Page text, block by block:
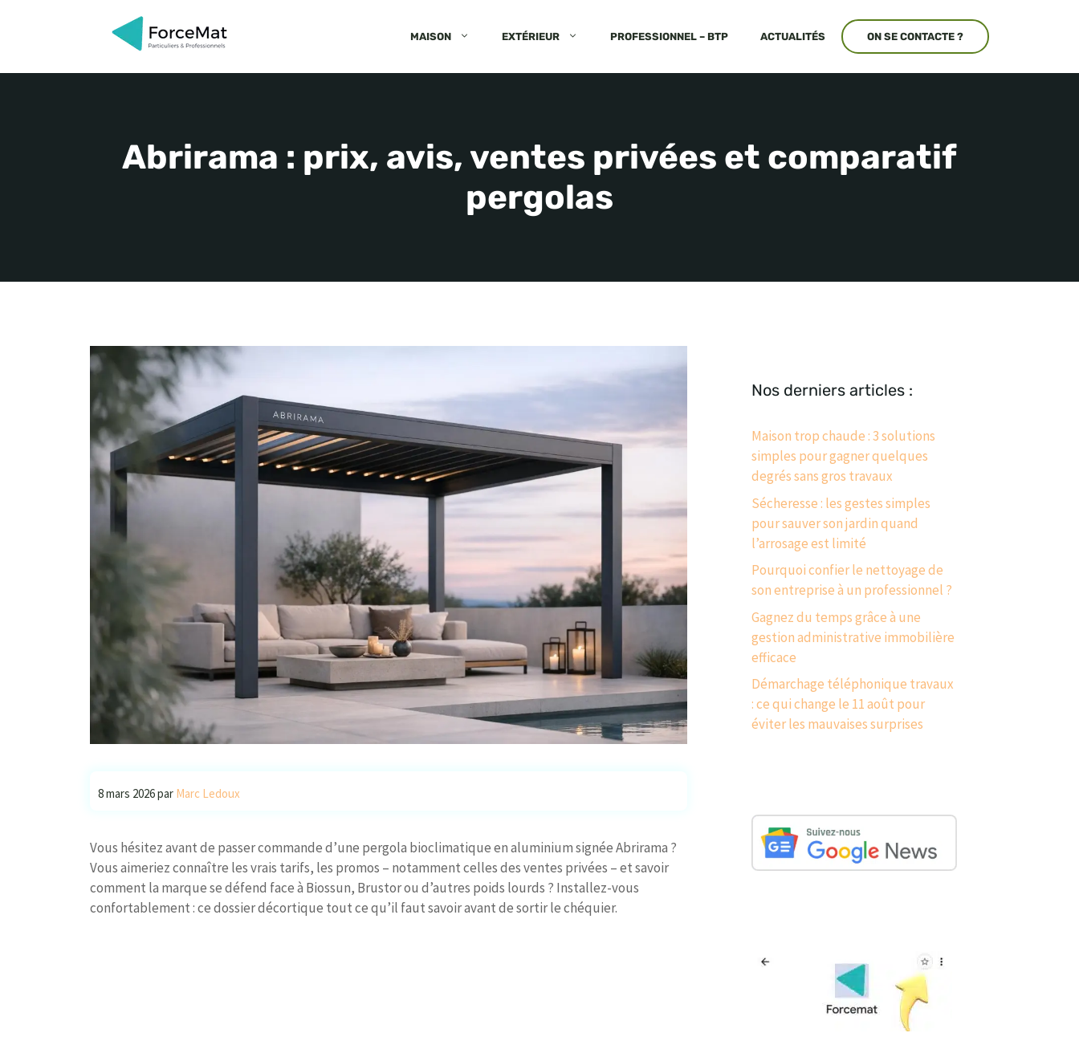
MAISON EXTÉRIEUR PROFESSIONNEL – BTP ACTUALITÉS ON SE CONTACTE ?
Abrirama : prix, avis, ventes privées et comparatif
pergolas
8 mars 2026par Marc Ledoux
Vous hésitez avant de passer commande d’une pergola bioclimatique en aluminium signée Abrirama ?
Vous aimeriez connaître les vrais tarifs, les promos – notamment celles des ventes privées – et savoir
comment la marque se défend face à Biossun, Brustor ou d’autres poids lourds ? Installez-vous
confortablement : ce dossier décortique tout ce qu’il faut savoir avant de sortir le chéquier.
Nos derniers articles :
Maison trop chaude : 3 solutions
simples pour gagner quelques
degrés sans gros travaux
Sécheresse : les gestes simples
pour sauver son jardin quand
l’arrosage est limité
Pourquoi confier le nettoyage de
son entreprise à un professionnel ?
Gagnez du temps grâce à une
gestion administrative immobilière
efficace
Démarchage téléphonique travaux
: ce qui change le 11 août pour
éviter les mauvaises surprises